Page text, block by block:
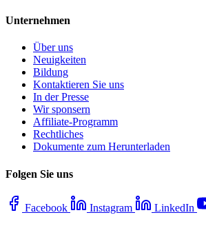
Unternehmen
Über uns
Neuigkeiten
Bildung
Kontaktieren Sie uns
In der Presse
Wir sponsern
Affiliate-Programm
Rechtliches
Dokumente zum Herunterladen
Folgen Sie uns
Facebook Instagram LinkedIn